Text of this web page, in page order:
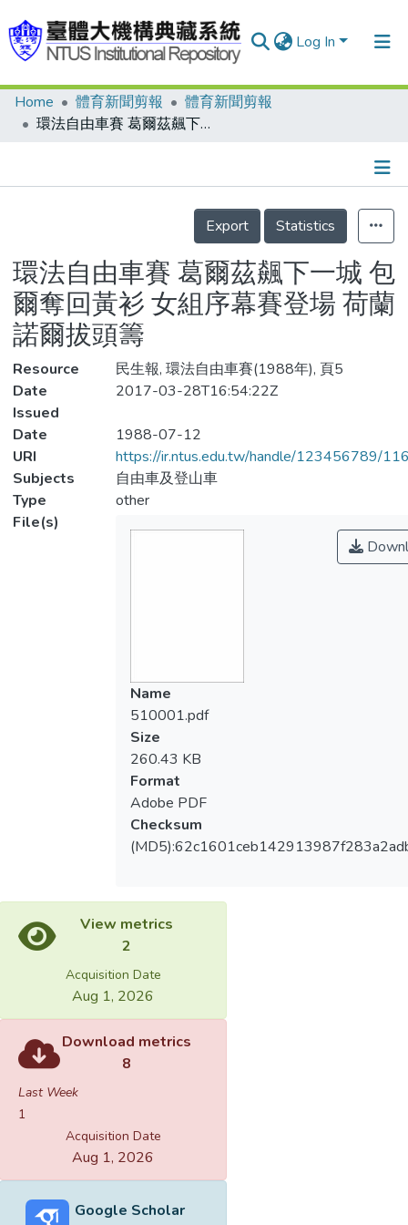
Log In
Communities & Collections
Statistics
Home 體育新聞剪報
體育新聞剪報
環法自由車賽 葛爾茲飆下一城 包爾奪回黃衫 女組序幕賽登場 荷蘭諾爾拔頭籌
Details
Export
Statistics
環法自由車賽 葛爾茲飆下一城 包
爾奪回黃衫 女組序幕賽登場 荷蘭
諾爾拔頭籌
Resource
民生報, 環法自由車賽(1988年), 頁5
Date
Issued
2017-03-28T16:54:22Z
Date
1988-07-12
URI
https://ir.ntus.edu.tw/handle/123456789/
Subjects
自由車及登山車
Type
other
File(s)
Name
510001.pdf
Size
260.43 KB
Format
Adobe PDF
Checksum
View metrics
2
Acquisition Date
Aug 1, 2026
Download metrics
8
Last Week
1
Acquisition Date
Aug 1, 2026
Google Scholar